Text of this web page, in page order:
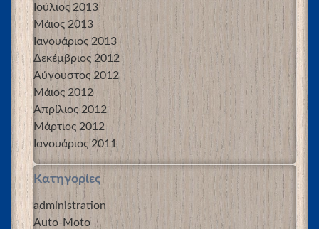
Ιούλιος 2013
Μάιος 2013
Ιανουάριος 2013
Δεκέμβριος 2012
Αύγουστος 2012
Μάιος 2012
Απρίλιος 2012
Μάρτιος 2012
Ιανουάριος 2011
Kατηγορίες
administration
Auto-Moto